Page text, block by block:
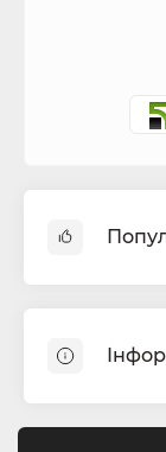
Бонги
Фільтра для
Гільзи для